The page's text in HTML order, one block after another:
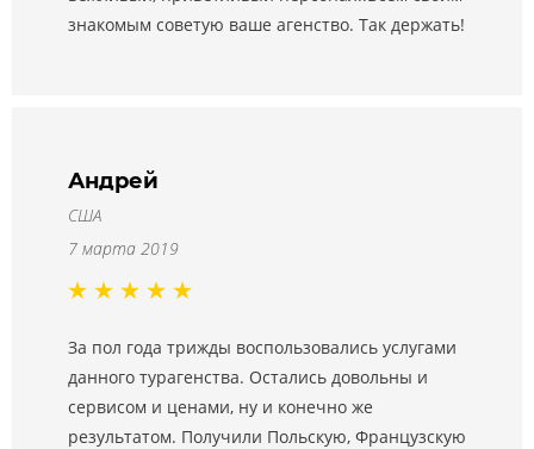
знакомым советую ваше агенство. Так держать!
Андрей
США
7 марта 2019
За пол года трижды воспользовались услугами
данного турагенства. Остались довольны и
сервисом и ценами, ну и конечно же
результатом. Получили Польскую, Французскую